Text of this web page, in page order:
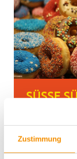
Zustimmung
SÜSSE